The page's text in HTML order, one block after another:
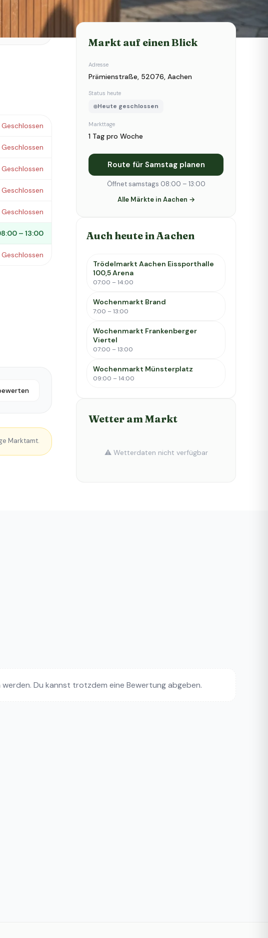
Geschlossen
Geschlossen
Geschlossen
Geschlossen
Geschlossen
– 13:00
Geschlossen
Marktamt.
Markt auf einen Blick
Adresse
Prämienstraße, 52076, Aachen
Status heute
Heute geschlossen
Markttage
1 Tag pro Woche
Route für Samstag planen
Öffnet samstags 08:00 – 13:00
Alle Märkte in Aachen →
Auch heute in Aachen
Trödelmarkt Aachen Eissporthalle
100,5 Arena
07:00 – 14:00
Wochenmarkt Brand
7:00 – 13:00
Wochenmarkt Frankenberger
Viertel
07:00 – 13:00
Wochenmarkt Münsterplatz
09:00 – 14:00
Wetter am Markt
⚠️ Wetterdaten nicht verfügbar
Du kannst trotzdem eine Bewertung abgeben.